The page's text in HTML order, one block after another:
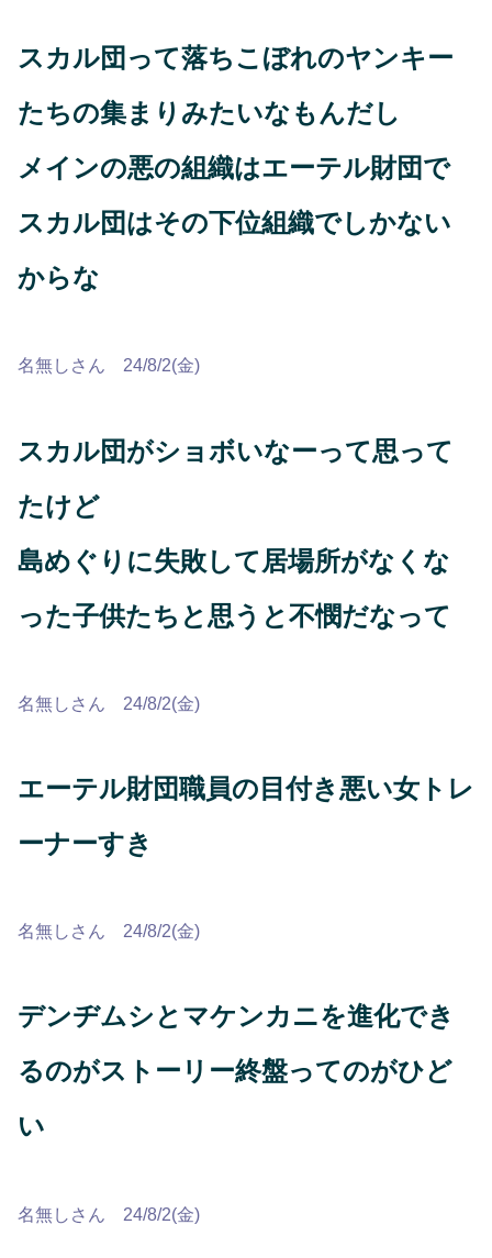
スカル団って落ちこぼれのヤンキー
たちの集まりみたいなもんだし
メインの悪の組織はエーテル財団で
スカル団はその下位組織でしかない
からな
名無しさん 24/8/2(金)
スカル団がショボいなーって思って
たけど
島めぐりに失敗して居場所がなくな
った子供たちと思うと不憫だなって
名無しさん 24/8/2(金)
エーテル財団職員の目付き悪い女トレ
ーナーすき
名無しさん 24/8/2(金)
デンヂムシとマケンカニを進化でき
るのがストーリー終盤ってのがひど
い
名無しさん 24/8/2(金)